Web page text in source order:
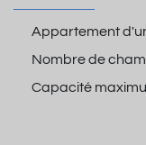
Appartement
Nombre de
Capacité